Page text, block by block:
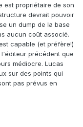
est propriétaire de son
devrait pouvoir
un dump de la base
aucun coût associé.
capable (et préfère!)
précédent que
médiocre. Lucas
sur des points qui
pas prévus en